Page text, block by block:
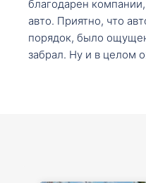
благодарен
авто. Приятно, что
порядок, было
забрал. Ну и в целом